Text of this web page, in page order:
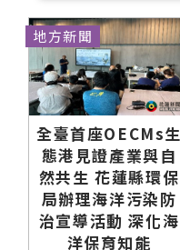
全臺首座OECMs生
態港見證產業與自
然共生 花蓮縣環保
局辦理海洋污染防
治宣導活動 深化海
洋保育知能
地方新聞